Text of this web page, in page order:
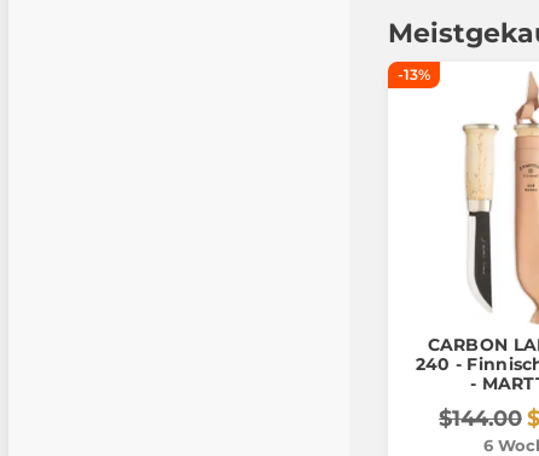
-13%
CARBON
240 -
-
$144.00
6